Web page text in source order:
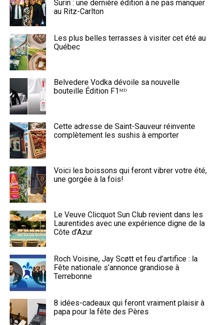
Surin : une dernière édition à ne pas manquer
au Ritz-Carlton
Les plus belles terrasses à visiter cet été au
Québec
Belvedere Vodka dévoile sa nouvelle
bouteille Édition F1ᴹᴰ
Cette adresse de Saint-Sauveur réinvente
complètement les sushis à emporter
Voici les boissons qui feront vibrer votre été,
une gorgée à la fois!
Le Veuve Clicquot Sun Club revient dans les
Laurentides avec une expérience digne de la
Côte d’Azur
Roch Voisine, Jay Scøtt et feu d’artifice : la
Fête nationale s’annonce grandiose à
Terrebonne
8 idées-cadeaux qui feront vraiment plaisir à
papa pour la fête des Pères